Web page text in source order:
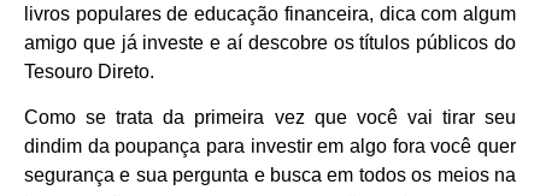
livros populares de educação financeira, dica com algum
amigo que já investe e aí descobre os títulos públicos do
Tesouro Direto.
Como se trata da primeira vez que você vai tirar seu
dindim da poupança para investir em algo fora você quer
segurança e sua pergunta e busca em todos os meios na